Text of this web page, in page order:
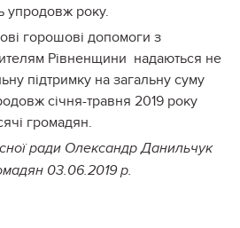
упродовж року.
горошові допомоги з
Рівненщини надаються не
підтримку на загальну суму
січня-травня 2019 року
громадян.
ради Олександр Данильчук
03.06.2019 р.